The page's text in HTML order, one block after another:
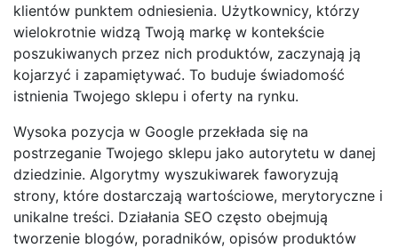
klientów punktem odniesienia. Użytkownicy, którzy
wielokrotnie widzą Twoją markę w kontekście
poszukiwanych przez nich produktów, zaczynają ją
kojarzyć i zapamiętywać. To buduje świadomość
istnienia Twojego sklepu i oferty na rynku.
Wysoka pozycja w Google przekłada się na
postrzeganie Twojego sklepu jako autorytetu w danej
dziedzinie. Algorytmy wyszukiwarek faworyzują
strony, które dostarczają wartościowe, merytoryczne i
unikalne treści. Działania SEO często obejmują
tworzenie blogów, poradników, opisów produktów